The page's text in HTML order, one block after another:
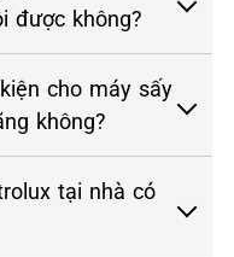
được không?
cho máy sấy
không?
tại nhà có